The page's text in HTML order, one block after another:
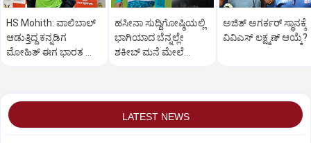
HS Mohith: ವಾಲಿಬಾಲ್‌
ಆಡುತ್ತಿದ್ದ ಕನ್ನಡಿಗ
ಮೋಹಿತ್‌ ಈಗ ಭಾರತ ಹಾಕಿ
ಹಸೀನಾ ಸುದ್ದಿಗೋಷ್ಠಿಯಲ್ಲಿ
ಭಾಗಿಯಾದ ಬೆನ್ನಲ್ಲೇ
ಶಕೀಬ್ ಮನೆ ಮೇಲೆ
ಅಜಿತ್‌ ಅಗರ್ಕರ್‌ ಸ್ಥಾನಕ್ಕೆ
ವಿವಿಎಸ್‌ ಲಕ್ಷ್ಮಣ್‌ ಆಯ್ಕೆ?
LATEST NEWS